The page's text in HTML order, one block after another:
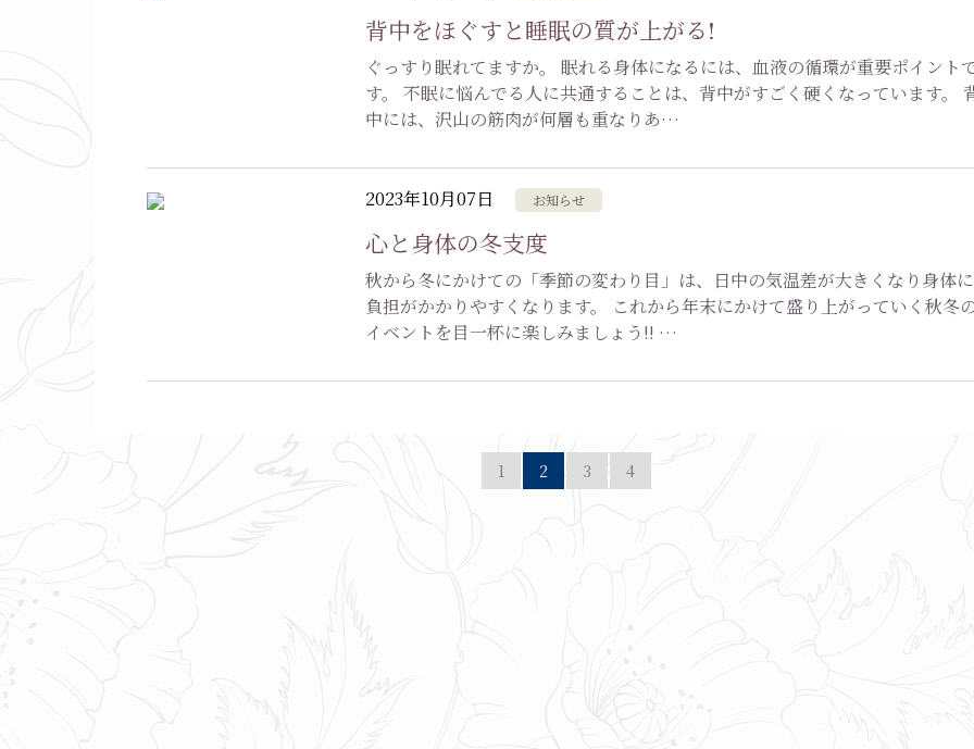
背中をほぐすと睡眠の質が上がる!
ぐっすり眠れてますか。 眠れる身体になるには、血液の循環が重要ポイント
す。 不眠に悩んでる人に共通することは、背中がすごく硬くなっています。
中には、沢山の筋肉が何層も重なりあ…
2023年10月07日 お知らせ
心と身体の冬支度
秋から冬にかけての「季節の変わり目」は、日中の気温差が大きくなり身体に
負担がかかりやすくなります。 これから年末にかけて盛り上がっていく秋冬
イベントを目一杯に楽しみましょう!! …
1 2 3 4